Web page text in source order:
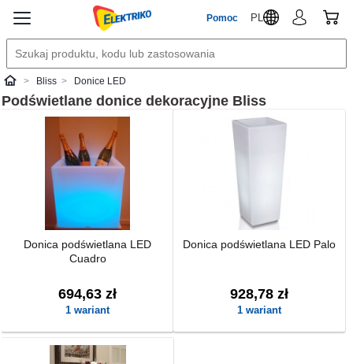
Pomoc PL
ElektrikoBliss Donice LED
Podświetlane donice dekoracyjne Bliss
Donica podświetlana LED
Cuadro
694,63 zł
1 wariant
Donica podświetlana LED Palo
928,78 zł
1 wariant